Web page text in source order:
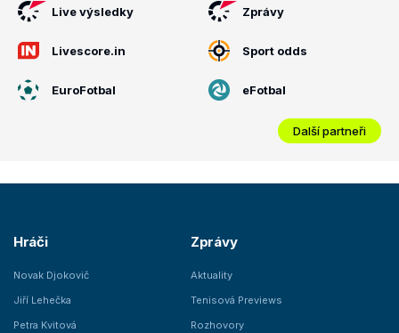
Live výsledky Zprávy
Livescore.in Sport odds
EuroFotbal eFotbal
Další partneři
Hráči
Novak Djokovič
Jiří Lehečka
Petra Kvitová
Zprávy
Aktuality
Tenisová Previews
Rozhovory